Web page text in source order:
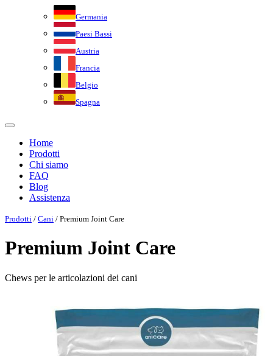
Germania
Paesi Bassi
Austria
Francia
Belgio
Spagna
Home
Prodotti
Chi siamo
FAQ
Blog
Assistenza
Prodotti / Cani / Premium Joint Care
Premium Joint Care
Chews per le articolazioni dei cani